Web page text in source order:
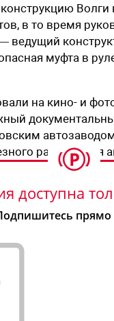
в то время
ведущий
муфта в
на кино- и
разрешения
доступна
прямо